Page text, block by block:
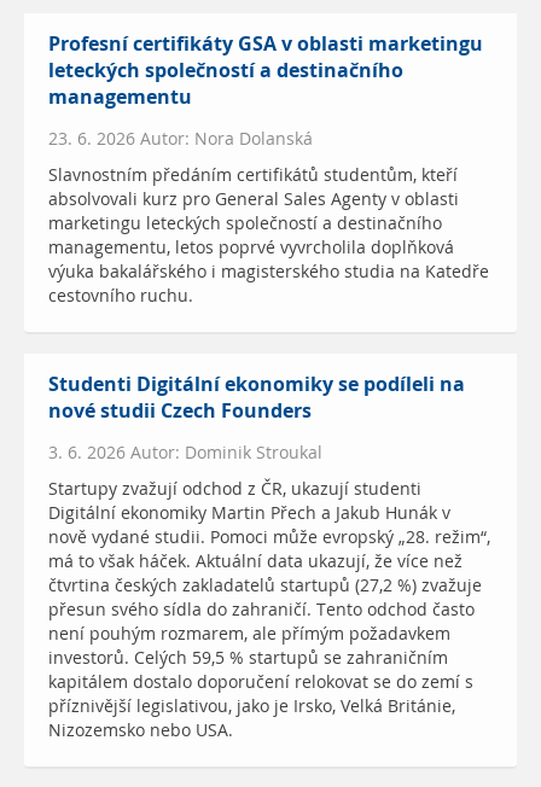
Profesní certifikáty GSA v oblasti marketingu
leteckých společností a destinačního
managementu
23. 6. 2026 Autor: Nora Dolanská
Slavnostním předáním certifikátů studentům, kteří
absolvovali kurz pro General Sales Agenty v oblasti
marketingu leteckých společností a destinačního
managementu, letos poprvé vyvrcholila doplňková
výuka bakalářského i magisterského studia na Katedře
cestovního ruchu.
Studenti Digitální ekonomiky se podíleli na
nové studii Czech Founders
3. 6. 2026 Autor: Dominik Stroukal
Startupy zvažují odchod z ČR, ukazují studenti
Digitální ekonomiky Martin Přech a Jakub Hunák v
nově vydané studii. Pomoci může evropský „28. režim“,
má to však háček. Aktuální data ukazují, že více než
čtvrtina českých zakladatelů startupů (27,2 %) zvažuje
přesun svého sídla do zahraničí. Tento odchod často
není pouhým rozmarem, ale přímým požadavkem
investorů. Celých 59,5 % startupů se zahraničním
kapitálem dostalo doporučení relokovat se do zemí s
příznivější legislativou, jako je Irsko, Velká Británie,
Nizozemsko nebo USA.